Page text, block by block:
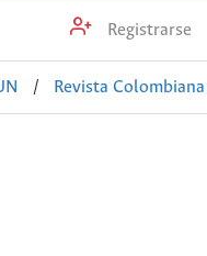
Registrarse
/ Revista